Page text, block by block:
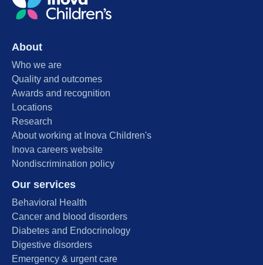
About
Who we are
Quality and outcomes
Awards and recognition
Locations
Research
About working at Inova Children's
Inova careers website
Nondiscrimination policy
Our services
Behavioral Health
Cancer and blood disorders
Diabetes and Endocrinology
Digestive disorders
Emergency & urgent care